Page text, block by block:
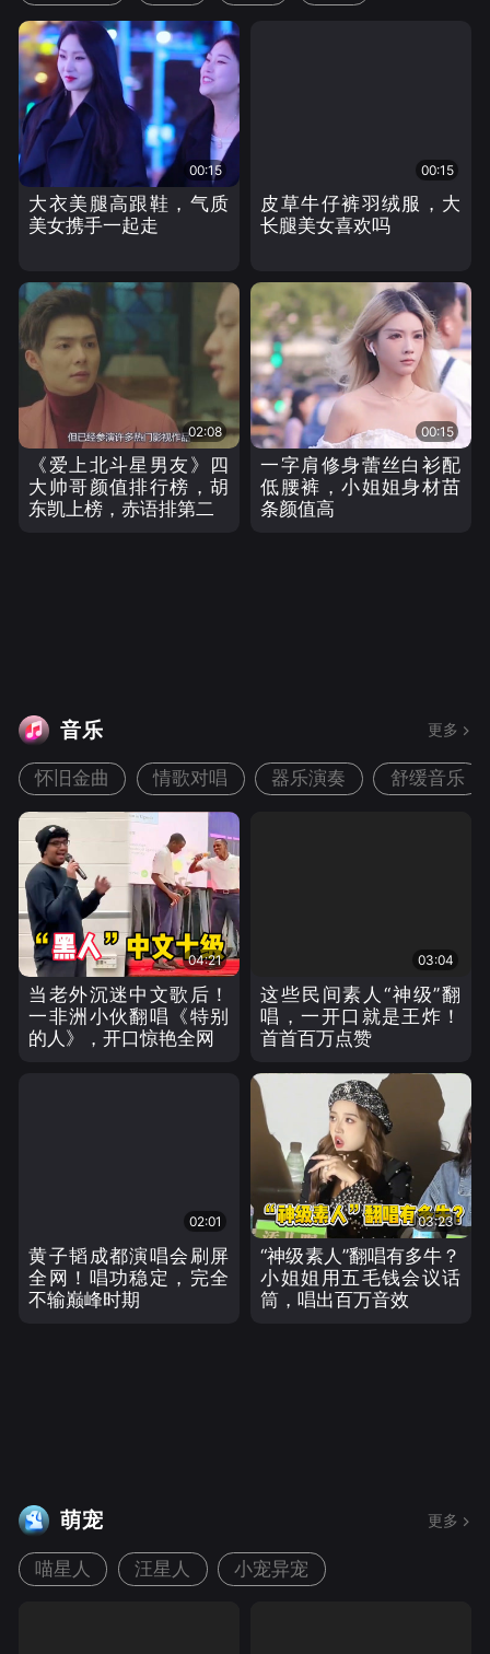
00:15
大衣美腿高跟鞋，气质
美女携手一起走
00:15
皮草牛仔裤羽绒服，大
长腿美女喜欢吗
02:08
《爱上北斗星男友》四
大帅哥颜值排行榜，胡
东凯上榜，赤语排第二
00:15
一字肩修身蕾丝白衫配
低腰裤，小姐姐身材苗
条颜值高
音乐 更多
怀旧金曲 情歌对唱 器乐演奏 舒缓音乐
04:21
当老外沉迷中文歌后！
一非洲小伙翻唱《特别
的人》，开口惊艳全网
03:04
这些民间素人“神级”翻
唱，一开口就是王炸！
首首百万点赞
02:01
黄子韬成都演唱会刷屏
全网！唱功稳定，完全
不输巅峰时期
03:23
“神级素人”翻唱有多牛？
小姐姐用五毛钱会议话
筒，唱出百万音效
萌宠 更多
喵星人 汪星人 小宠异宠